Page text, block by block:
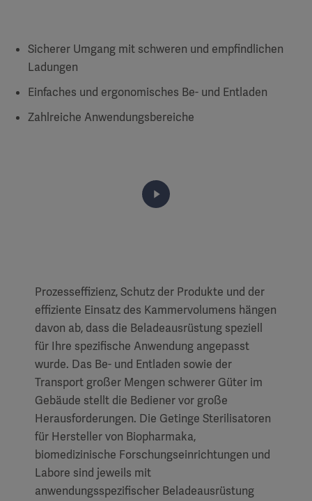
Sicherer Umgang mit schweren und empfindlichen
Ladungen
Einfaches und ergonomisches Be- und Entladen
Zahlreiche Anwendungsbereiche
Prozesseffizienz, Schutz der Produkte und der
effiziente Einsatz des Kammervolumens hängen
davon ab, dass die Beladeausrüstung speziell
für Ihre spezifische Anwendung angepasst
wurde. Das Be- und Entladen sowie der
Transport großer Mengen schwerer Güter im
Gebäude stellt die Bediener vor große
Herausforderungen. Die Getinge Sterilisatoren
für Hersteller von Biopharmaka,
biomedizinische Forschungseinrichtungen und
Labore sind jeweils mit
anwendungsspezifischer Beladeausrüstung